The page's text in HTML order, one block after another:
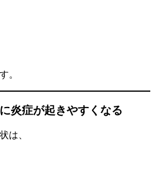
。
炎症が起きやすくなる
は、